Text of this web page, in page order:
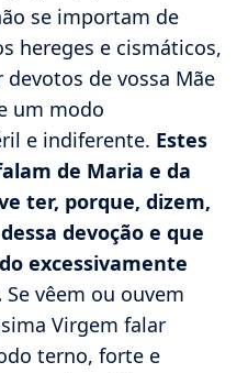
se importam de
hereges e cismáticos,
de vossa Mãe
um modo
e indiferente. Estes
de Maria e da
ter, porque, dizem,
devoção e que
excessivamente
Se vêem ou ouvem
Virgem falar
terno, forte e